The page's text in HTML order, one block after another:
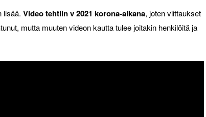
lisää. Video tehtiin v 2021 korona-aikana, joten viittaukset
mutta muuten videon kautta tulee joitakin henkilöitä ja